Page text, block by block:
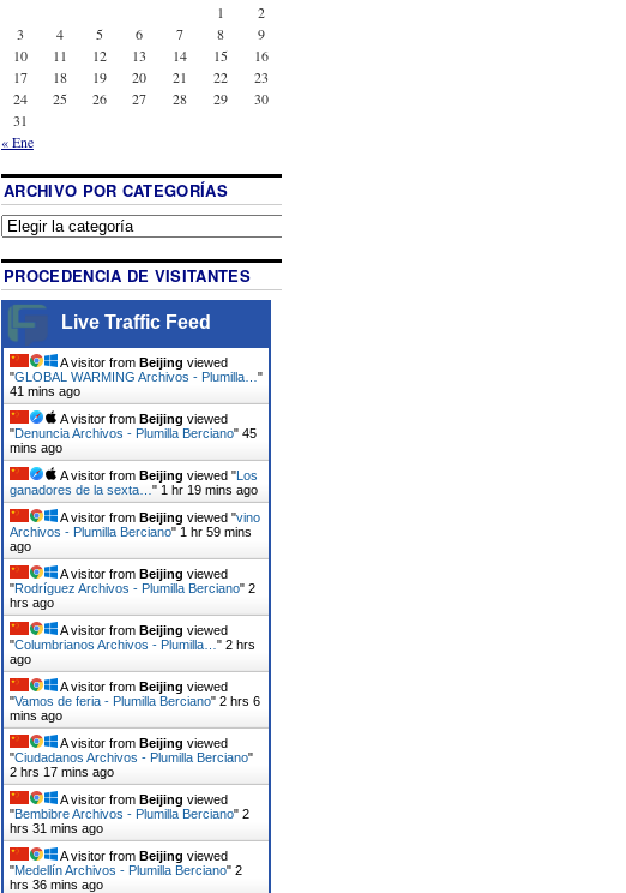
1
2
3
4 5 6 7 8
9
10
11 12 13 14 15
16
17
18 19 20 21 22
23
24
25 26 27 28 29
30
31
« Ene
ARCHIVO POR CATEGORÍAS
PROCEDENCIA DE VISITANTES
Live Traffic Feed
A visitor from Beijing viewed
"GLOBAL WARMING Archivos - Plumilla… "
41 mins ago
A visitor from Beijing viewed
"Denuncia Archivos - Plumilla Berciano" 45
mins ago
A visitor from Beijing viewed "Los
ganadores de la sexta… " 1 hr 19 mins ago
A visitor from Beijing viewed "vino
Archivos - Plumilla Berciano" 1 hr 59 mins
ago
A visitor from Beijing viewed
"Rodríguez Archivos - Plumilla Berciano" 2
hrs ago
A visitor from Beijing viewed
"Columbrianos Archivos - Plumilla… " 2 hrs
ago
A visitor from Beijing viewed
"Vamos de feria - Plumilla Berciano" 2 hrs 6
mins ago
A visitor from Beijing viewed
"Ciudadanos Archivos - Plumilla Berciano"
2 hrs 17 mins ago
A visitor from Beijing viewed
"Bembibre Archivos - Plumilla Berciano" 2
hrs 31 mins ago
A visitor from Beijing viewed
"Medellín Archivos - Plumilla Berciano" 2
hrs 36 mins ago